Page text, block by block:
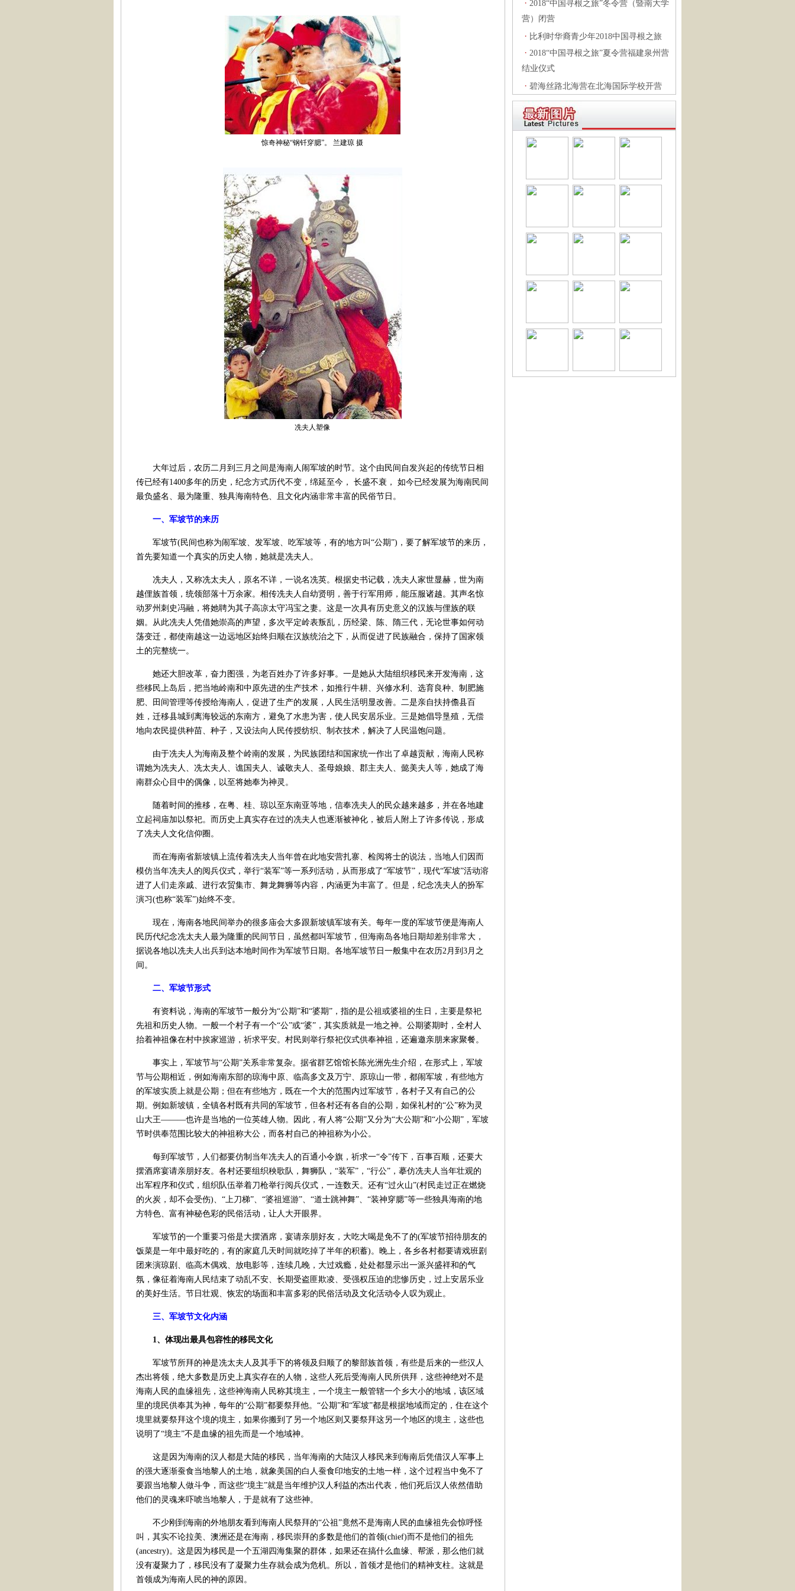
惊奇神秘“钢钎穿腮”。 兰建琼 摄
冼夫人塑像
大年过后，农历二月到三月之间是海南人闹军坡的时节。这个由民间自发兴起的传统节日相
传已经有1400多年的历史，纪念方式历代不变，绵延至今， 长盛不衰， 如今已经发展为海南民间
最负盛名、最为隆重、独具海南特色、且文化内涵非常丰富的民俗节日。
一、军坡节的来历
军坡节(民间也称为闹军坡、发军坡、吃军坡等，有的地方叫“公期”)，要了解军坡节的来历，
首先要知道一个真实的历史人物，她就是冼夫人。
冼夫人，又称冼太夫人，原名不详，一说名冼英。根据史书记载，冼夫人家世显赫，世为南
越俚族首领，统领部落十万余家。相传冼夫人自幼贤明，善于行军用师，能压服诸越。其声名惊
动罗州刺史冯融，将她聘为其子高凉太守冯宝之妻。这是一次具有历史意义的汉族与俚族的联
姻。从此冼夫人凭借她崇高的声望，多次平定岭表叛乱，历经梁、陈、隋三代，无论世事如何动
荡变迁，都使南越这一边远地区始终归顺在汉族统治之下，从而促进了民族融合，保持了国家领
土的完整统一。
她还大胆改革，奋力图强，为老百姓办了许多好事。一是她从大陆组织移民来开发海南，这
些移民上岛后，把当地岭南和中原先进的生产技术，如推行牛耕、兴修水利、选育良种、制肥施
肥、田间管理等传授给海南人，促进了生产的发展，人民生活明显改善。二是亲自扶持儋县百
姓，迁移县城到离海较远的东南方，避免了水患为害，使人民安居乐业。三是她倡导垦殖，无偿
地向农民提供种苗、种子，又设法向人民传授纺织、制衣技术，解决了人民温饱问题。
由于冼夫人为海南及整个岭南的发展，为民族团结和国家统一作出了卓越贡献，海南人民称
谓她为冼夫人、冼太夫人、谯国夫人、诚敬夫人、圣母娘娘、郡主夫人、懿美夫人等，她成了海
南群众心目中的偶像，以至将她奉为神灵。
随着时间的推移，在粤、桂、琼以至东南亚等地，信奉冼夫人的民众越来越多，并在各地建
立起祠庙加以祭祀。而历史上真实存在过的冼夫人也逐渐被神化，被后人附上了许多传说，形成
了冼夫人文化信仰圈。
而在海南省新坡镇上流传着冼夫人当年曾在此地安营扎寨、检阅将士的说法，当地人们因而
模仿当年冼夫人的阅兵仪式，举行“装军”等一系列活动，从而形成了“军坡节”，现代“军坡”活动溶
进了人们走亲戚、进行农贸集市、舞龙舞狮等内容，内涵更为丰富了。但是，纪念冼夫人的扮军
演习(也称“装军”)始终不变。
现在，海南各地民间举办的很多庙会大多跟新坡镇军坡有关。每年一度的军坡节便是海南人
民历代纪念冼太夫人最为隆重的民间节日，虽然都叫军坡节，但海南岛各地日期却差别非常大，
据说各地以冼夫人出兵到达本地时间作为军坡节日期。各地军坡节日一般集中在农历2月到3月之
间。
二、军坡节形式
有资料说，海南的军坡节一般分为“公期”和“婆期”，指的是公祖或婆祖的生日，主要是祭祀
先祖和历史人物。一般一个村子有一个“公”或“婆”，其实质就是一地之神。公期婆期时，全村人
抬着神祖像在村中挨家巡游，祈求平安。村民则举行祭祀仪式供奉神祖，还遍邀亲朋来家聚餐。
事实上，军坡节与“公期”关系非常复杂。据省群艺馆馆长陈光洲先生介绍，在形式上，军坡
节与公期相近，例如海南东部的琼海中原、临高多文及万宁、原琼山一带，都闹军坡，有些地方
的军坡实质上就是公期；但在有些地方，既在一个大的范围内过军坡节，各村子又有自己的公
期。例如新坡镇，全镇各村既有共同的军坡节，但各村还有各自的公期，如保礼村的“公”称为灵
山大王———也许是当地的一位英雄人物。因此，有人将“公期”又分为“大公期”和“小公期”，军坡
节时供奉范围比较大的神祖称大公，而各村自己的神祖称为小公。
每到军坡节，人们都要仿制当年冼夫人的百通小令旗，祈求一“令”传下，百事百顺，还要大
摆酒席宴请亲朋好友。各村还要组织秧歌队，舞狮队，“装军”，“行公”，摹仿冼夫人当年壮观的
出军程序和仪式，组织队伍举着刀枪举行阅兵仪式，一连数天。还有“过火山”(村民走过正在燃烧
的火炭，却不会受伤)、“上刀梯”、“婆祖巡游”、“道士跳神舞”、“装神穿腮”等一些独具海南的地
方特色、富有神秘色彩的民俗活动，让人大开眼界。
军坡节的一个重要习俗是大摆酒席，宴请亲朋好友，大吃大喝是免不了的(军坡节招待朋友的
饭菜是一年中最好吃的，有的家庭几天时间就吃掉了半年的积蓄)。晚上，各乡各村都要请戏班剧
团来演琼剧、临高木偶戏、放电影等，连续几晚，大过戏瘾，处处都显示出一派兴盛祥和的气
氛，像征着海南人民结束了动乱不安、长期受盗匪欺凌、受强权压迫的悲惨历史，过上安居乐业
的美好生活。节日壮观、恢宏的场面和丰富多彩的民俗活动及文化活动令人叹为观止。
三、军坡节文化内涵
1、体现出最具包容性的移民文化
军坡节所拜的神是冼太夫人及其手下的将领及归顺了的黎部族首领，有些是后来的一些汉人
杰出将领，绝大多数是历史上真实存在的人物，这些人死后受海南人民所供拜，这些神绝对不是
海南人民的血缘祖先，这些神海南人民称其境主，一个境主一般管辖一个乡大小的地域，该区域
里的境民供奉其为神，每年的“公期”都要祭拜他。“公期”和“军坡”都是根据地域而定的，住在这个
境里就要祭拜这个境的境主，如果你搬到了另一个地区则又要祭拜这另一个地区的境主，这些也
说明了“境主”不是血缘的祖先而是一个地域神。
这是因为海南的汉人都是大陆的移民，当年海南的大陆汉人移民来到海南后凭借汉人军事上
的强大逐渐蚕食当地黎人的土地，就象美国的白人蚕食印地安的土地一样，这个过程当中免不了
要跟当地黎人做斗争，而这些“境主”就是当年维护汉人利益的杰出代表，他们死后汉人依然借助
他们的灵魂来吓唬当地黎人，于是就有了这些神。
不少刚到海南的外地朋友看到海南人民祭拜的“公祖”竟然不是海南人民的血缘祖先会惊呼怪
叫，其实不论拉美、澳洲还是在海南，移民崇拜的多数是他们的首领(chief)而不是他们的祖先
(ancestry)。这是因为移民是一个五湖四海集聚的群体，如果还在搞什么血缘、帮派，那么他们就
没有凝聚力了，移民没有了凝聚力生存就会成为危机。所以，首领才是他们的精神支柱。这就是
首领成为海南人民的神的原因。
· 2018“中国寻根之旅”冬令营（暨南大学
营）闭营
· 比利时华裔青少年2018中国寻根之旅
· 2018“中国寻根之旅”夏令营福建泉州营
结业仪式
· 碧海丝路北海营在北海国际学校开营